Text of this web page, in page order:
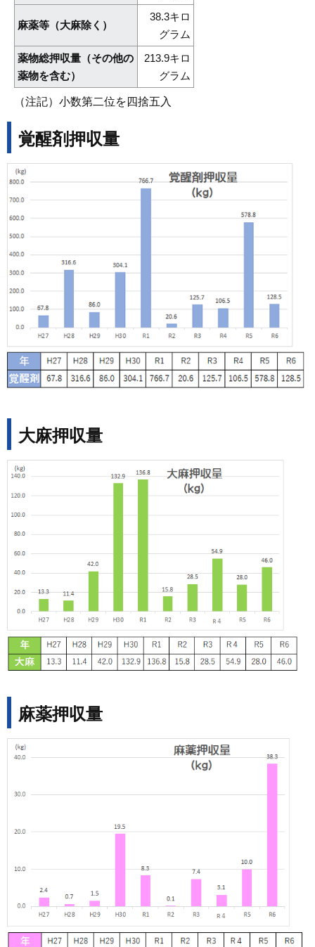
麻薬等（大麻除く）
38.3キロ
グラム
薬物総押収量（その他の
薬物を含む）
213.9キロ
グラム
（注記）小数第二位を四捨五入
覚醒剤押収量
大麻押収量
麻薬押収量